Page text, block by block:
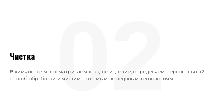
Чистка
В химчистке мы осматриваем каждое изделие, определяем персональный
способ обработки и чистим по самым передовым технологиям.
02